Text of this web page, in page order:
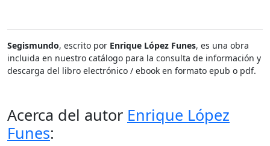
Segismundo, escrito por Enrique López Funes, es una obra
incluida en nuestro catálogo para la consulta de información y
descarga del libro electrónico / ebook en formato epub o pdf.
Acerca del autor Enrique López
Funes: